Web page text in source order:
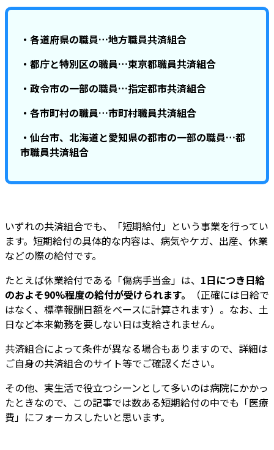
・各道府県の職員…地方職員共済組合
・都庁と特別区の職員…東京都職員共済組合
・政令市の一部の職員…指定都市共済組合
・各市町村の職員…市町村職員共済組合
・仙台市、北海道と愛知県の都市の一部の職員…都
市職員共済組合
いずれの共済組合でも、「短期給付」という事業を行ってい
ます。短期給付の具体的な内容は、病気やケガ、出産、休業
などの際の給付です。
たとえば休業給付である「傷病手当金」は、 1日につき日給
のおよそ90%程度の給付が受けられます。
（正確には日給で
はなく、標準報酬日額をベースに計算されます）。なお、土
日など本来勤務を要しない日は支給されません。
共済組合によって条件が異なる場合もありますので、詳細は
ご自身の共済組合のサイト等でご確認ください。
その他、実生活で役立つシーンとして多いのは病院にかかっ
たときなので、この記事では数ある短期給付の中でも「医療
費」にフォーカスしたいと思います。